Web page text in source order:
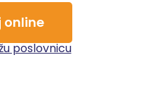
online
poslovnicu